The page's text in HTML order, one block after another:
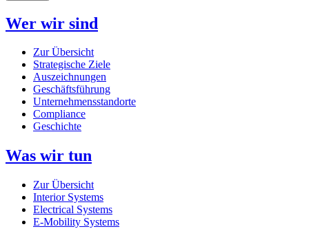
Wer wir sind
Zur Übersicht
Strategische Ziele
Auszeichnungen
Geschäftsführung
Unternehmensstandorte
Compliance
Geschichte
Was wir tun
Zur Übersicht
Interior Systems
Electrical Systems
E-Mobility Systems